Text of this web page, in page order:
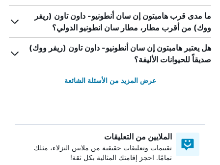
ما مدى قرب هامبتون إن سان أنطونيو- داون تاون (ريفر
ووك) من أقرب مطار، مطار سان انطونيو الدولي؟
هل يعتبر هامبتون إن سان أنطونيو- داون تاون (ريفر ووك)
صديقاً للحيوانات الأليفة؟
عرض المزيد من الأسئلة الشائعة
الملايين من التعليقات
تقييمات وتعليقات حقيقية من ملايين النزلاء، مثلك
تمامًا. احجز إقامتك المثالية بكل ثقة!